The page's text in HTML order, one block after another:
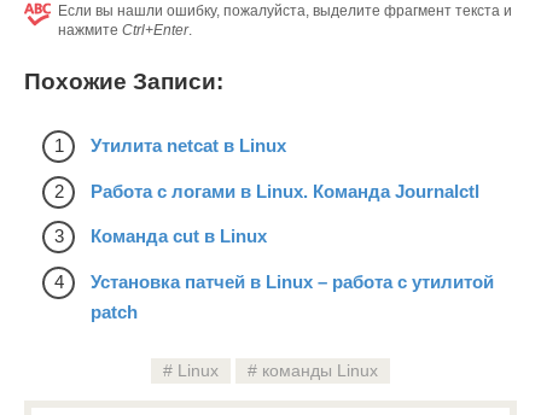
Если вы нашли ошибку, пожалуйста, выделите фрагмент текста и
нажмите Ctrl+Enter.
Похожие Записи:
Утилита netcat в Linux
Работа с логами в Linux. Команда Journalctl
Команда cut в Linux
Установка патчей в Linux – работа с утилитой
patch
Linux команды Linux